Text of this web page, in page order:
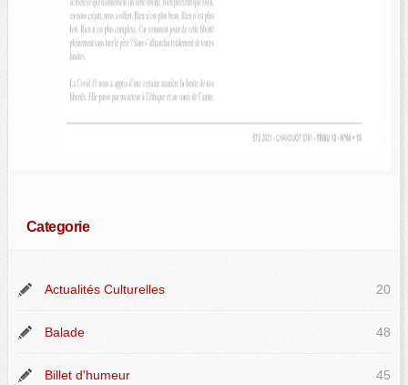
Categorie
Actualités Culturelles 20
Balade 48
Billet d'humeur 45